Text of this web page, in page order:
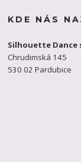
KDE NÁS
Silhouette Dance
Chrudimská 145
530 02 Pardubice